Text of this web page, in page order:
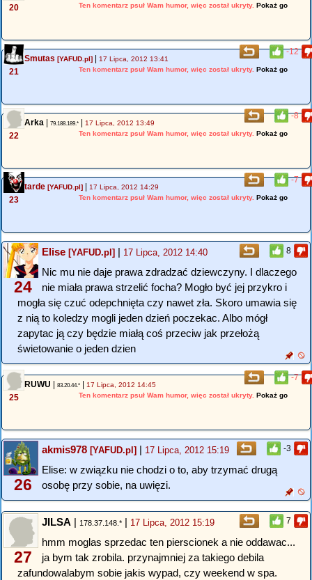
20
Ten komentarz psuł Wam humor, więc został ukryty. Pokaż go
-12
21
Smutas [YAFUD.pl] | 17 Lipca, 2012 13:41
Ten komentarz psuł Wam humor, więc został ukryty. Pokaż go
-8
22
Arka | 79.188.189.* | 17 Lipca, 2012 13:49
Ten komentarz psuł Wam humor, więc został ukryty. Pokaż go
-7
23
tarde [YAFUD.pl] | 17 Lipca, 2012 14:29
Ten komentarz psuł Wam humor, więc został ukryty. Pokaż go
8
24
Elise [YAFUD.pl] | 17 Lipca, 2012 14:40
Nic mu nie daje prawa zdradzać dziewczyny. I dlaczego
nie miała prawa strzelić focha? Mogło być jej przykro i
mogła się czuć odepchnięta czy nawet zła. Skoro umawia się
z nią to koledzy mogli jeden dzień poczekac. Albo mógł
zapytac ją czy będzie miałą coś przeciw jak przełożą
świetowanie o jeden dzien
-7
25
RUWU | 83.20.44.* | 17 Lipca, 2012 14:45
Ten komentarz psuł Wam humor, więc został ukryty. Pokaż go
-3
26
akmis978 [YAFUD.pl] | 17 Lipca, 2012 15:19
Elise: w związku nie chodzi o to, aby trzymać drugą
osobę przy sobie, na uwięzi.
7
27
JILSA | 178.37.148.* | 17 Lipca, 2012 15:19
hmm moglas sprzedac ten pierscionek a nie oddawac...
ja bym tak zrobila. przynajmniej za takiego debila
zafundowalabym sobie jakis wypad, czy weekend w spa.